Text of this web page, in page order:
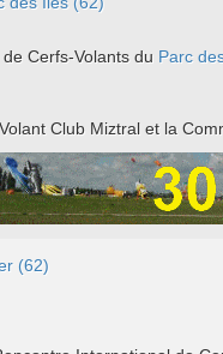
Cerfs-Volants du Parc
Club Miztral et la
(62)